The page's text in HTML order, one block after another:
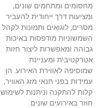
מחסומים ומתחמים שונים,
ומציעות דרך ייחודית להעביר
מסרים, לוגואים ותמונות לקהל.
השמשוניות מודפסות באיכות
גבוהה ומאפשרות ליצור חזות
אטרקטיבית ומעניינת
שמוסיפה לאווירת האירוע. הן
עמידות בפני תנאי מזג האוויר,
קלות להתקנה וניתנות לשימוש
חוזר באירועים שונים.